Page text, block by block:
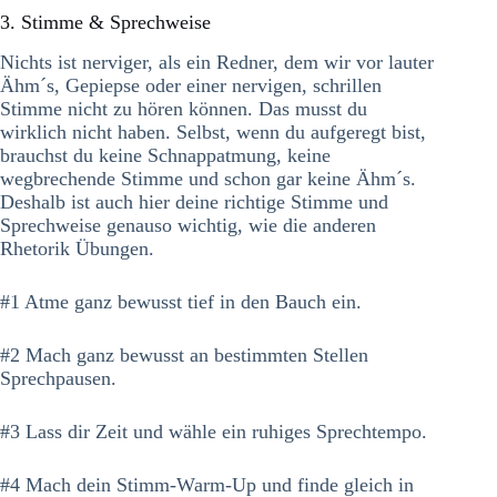
3. Stimme & Sprechweise
Nichts ist nerviger, als ein Redner, dem wir vor lauter
Ähm´s, Gepiepse oder einer nervigen, schrillen
Stimme nicht zu hören können. Das musst du
wirklich nicht haben. Selbst, wenn du aufgeregt bist,
brauchst du keine Schnappatmung, keine
wegbrechende Stimme und schon gar keine Ähm´s.
Deshalb ist auch hier deine richtige Stimme und
Sprechweise genauso wichtig, wie die anderen
Rhetorik Übungen.
#1 Atme ganz bewusst tief in den Bauch ein.
#2 Mach ganz bewusst an bestimmten Stellen
Sprechpausen.
#3 Lass dir Zeit und wähle ein ruhiges Sprechtempo.
#4 Mach dein Stimm-Warm-Up und finde gleich in